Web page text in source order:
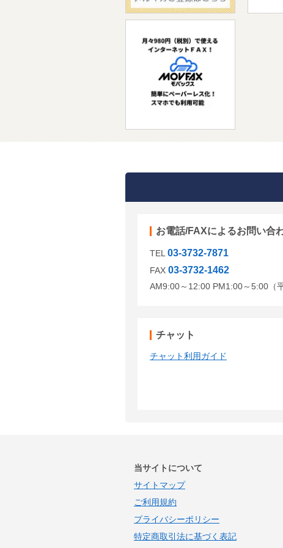
お電話/FAXによるお問い合
TEL 03-3732-7871
FAX 03-3732-1462
AM9:00～12:00 PM1:00～5:00（平
チャット
チャット利用ガイド
当サイトについて
サイトマップ
ご利用規約
プライバシーポリシー
特定商取引法に基づく表記